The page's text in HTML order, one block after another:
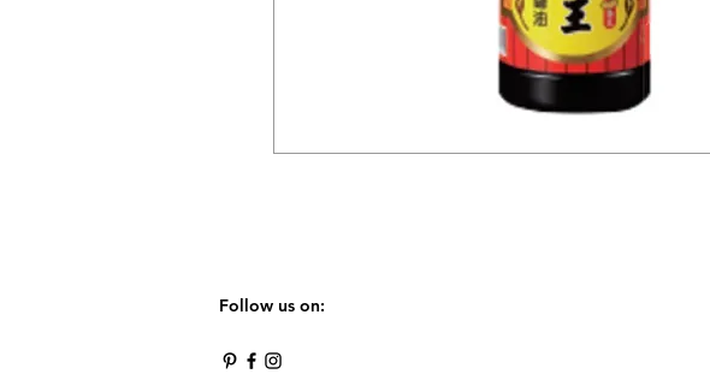
Follow us on: